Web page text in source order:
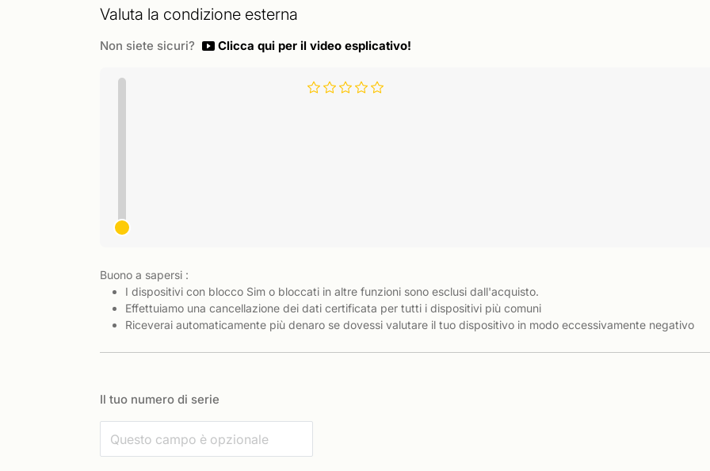
Valuta la condizione esterna
Non siete sicuri? Clicca qui per il video esplicativo!
Buono a sapersi :
I dispositivi con blocco Sim o bloccati in altre funzioni sono esclusi dall'acquisto.
Effettuiamo una cancellazione dei dati certificata per tutti i dispositivi più comuni
Riceverai automaticamente più denaro se dovessi valutare il tuo dispositivo in modo eccessivamente negativo
Il tuo numero di serie